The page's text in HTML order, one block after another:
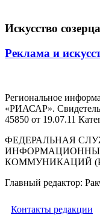
Искусство
Реклама и
Региональное
«РИАСАР».
45850 от 19.07.11
ФЕДЕРАЛЬНАЯ
КОММУНИКАЦИЙ
Главный редактор:
Контакты редакции